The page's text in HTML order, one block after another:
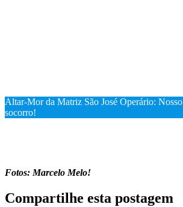
Altar-Mor da Matriz São José Operário:
socorro!
Fotos: Marcelo Melo!
Compartilhe esta postagem